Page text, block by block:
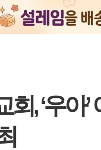
, ‘우아